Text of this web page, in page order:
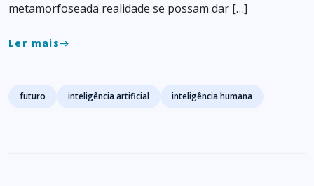
metamorfoseada realidade se possam dar […]
Ler maiseast
Tags
futuro inteligência artificial inteligência humana